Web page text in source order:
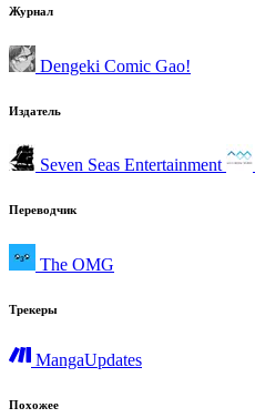
Журнал
Dengeki Comic Gao!
Издатель
Seven Seas Entertainment
Переводчик
The OMG
Трекеры
MangaUpdates
Похожее